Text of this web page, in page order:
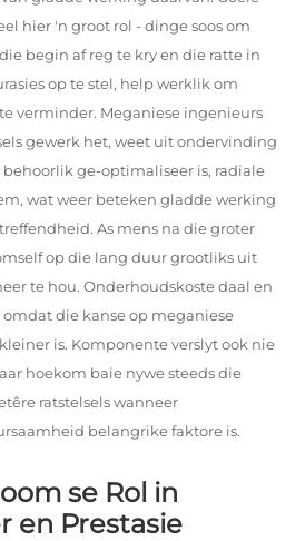
hier 'n groot rol - dinge soos om
begin af reg te kry en die ratte in
op te stel, help werklik om
verminder. Meganiese ingenieurs
gewerk het, weet uit ondervinding
ge-optimaliseer is, radiale
wat weer beteken gladde werking
As mens na die groter
op die lang duur grootliks uit
te hou. Onderhoudskoste daal en
die kanse op meganiese
is. Komponente verslyt ook nie
hoekom baie nywe steeds die
ratstelsels wanneer
belangrike faktore is.
se Rol in
en Prestasie